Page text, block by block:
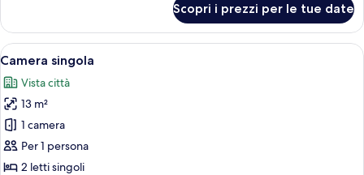
Room
Scopri i prezzi per le tue date
Apri
tutte
le
foto
per
Camera
singola
Una cassaforte in camera, una
6
Camera singola
Vista città
13 m²
1 camera
Per 1 persona
2 letti singoli